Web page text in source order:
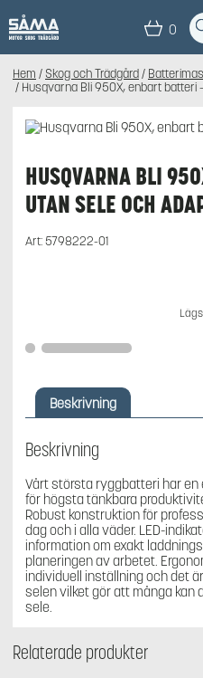
0
Hem / Skog och Trädgård/
/ Husqvarna Bli 950X, enbart batteri
HUSQVARNA BLI
UTAN SELE OCH
Art:5798222-01
Beskrivning
Beskrivning
Vårt största ryggbatteri har en
för högsta tänkbara
Robust konstruktion för
dag och i alla väder. LED-
information om exakt
planeringen av arbetet.
individuell inställning och det
selen vilket gör att många
sele.
Relaterade produkter